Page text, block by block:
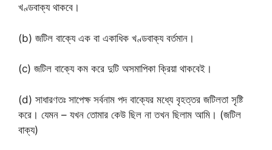
খণ্ডবাক্য থাকবে।
(b) জটিল বাক্যে এক বা একাধিক খণ্ডবাক্য বর্তমান।
(c) জটিল বাক্যে কম করে দুটি অসমাপিকা ক্রিয়া থাকবেই।
(d) সাধারণতঃ সাপেক্ষ সর্বনাম পদ বাক্যের মধ্যে বৃহত্তর জটিলতা সৃষ্টি
করে। যেমন – যখন তোমার কেউ ছিল না তখন ছিলাম আমি। (জটিল
বাক্য)